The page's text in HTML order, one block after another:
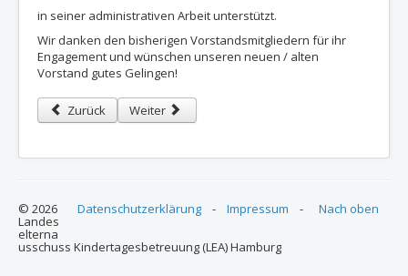
in seiner administrativen Arbeit unterstützt.
Wir danken den bisherigen Vorstandsmitgliedern für ihr
Engagement und wünschen unseren neuen / alten
Vorstand gutes Gelingen!
Vorheriger Beitrag: "Klugscheißer früh fördern" Einladung zur
Zurück Nächster Beitrag: Der neue LEA Newsletter ist
Weiter
Nach oben
Datenschutzerklärung - Impressum -
© 2026
Landes
elterna
usschuss Kindertagesbetreuung (LEA) Hamburg